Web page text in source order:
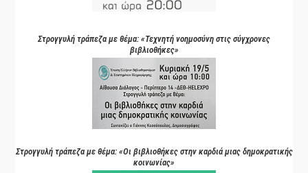
Στρογγυλή τράπεζα με θέμα: «Τεχνητή νοημοσύνη στις σύγχρονες
βιβλιοθήκες»
Στρογγυλή τράπεζα με θέμα: «Οι βιβλιοθήκες στην καρδιά μιας δημοκρατικής
κοινωνίας»